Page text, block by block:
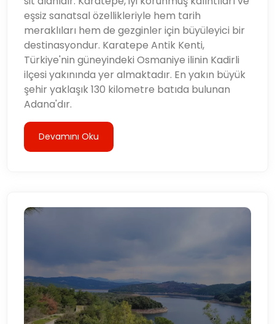
eşsiz sanatsal özellikleriyle hem tarih
meraklıları hem de gezginler için büyüleyici bir
destinasyondur. Karatepe Antik Kenti,
Türkiye'nin güneyindeki Osmaniye ilinin Kadirli
ilçesi yakınında yer almaktadır. En yakın büyük
şehir yaklaşık 130 kilometre batıda bulunan
Adana'dır.
Devamını Oku